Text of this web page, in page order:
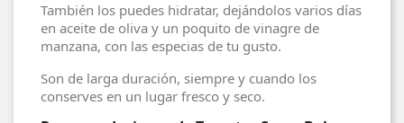
También los puedes hidratar, dejándolos varios días
en aceite de oliva y un poquito de vinagre de
manzana, con las especias de tu gusto.
Son de larga duración, siempre y cuando los
conserves en un lugar fresco y seco.